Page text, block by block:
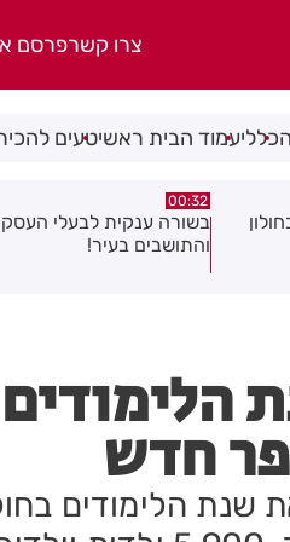
צרו קשרפרסם
כלליעמוד הבית ראשיטעים
06.08.26
תושב בת ים נעצר בחשד
של צעירה בת 18
חדש